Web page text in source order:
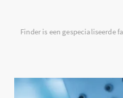
Finder is een gespecialiseerde